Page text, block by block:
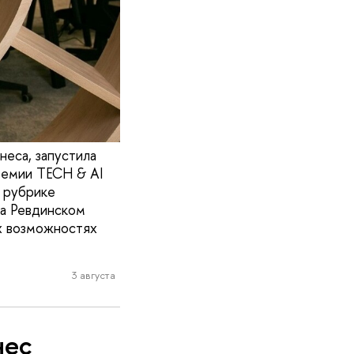
запустила
TECH & AI
Ревдинском
возможностях
3 августа